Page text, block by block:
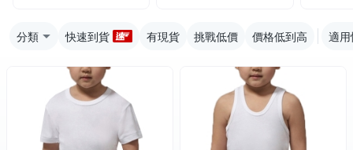
分類 快速到貨 有現貨 挑戰低價 價格低到高 適